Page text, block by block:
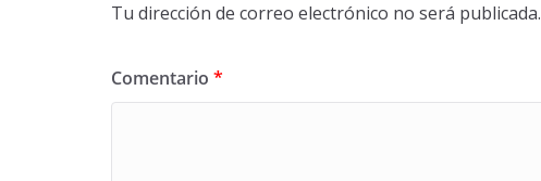
Tu dirección de correo electrónico no será publicada.
Comentario *